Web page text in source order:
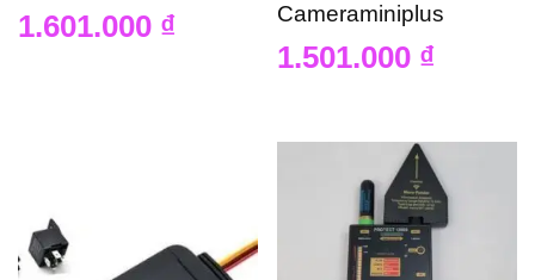
1.601.000 ₫
Cameraminiplus
1.501.000 ₫